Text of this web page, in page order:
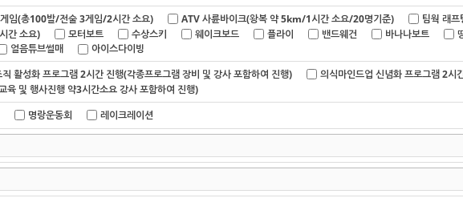
임(총100발/전술 3게임/2시간 소요) ATV 사륜바이크(왕복 약 5km/1시간 소요/20명기준)
팀웍 래
간 소요)
모터보트 수상스키 웨이크보드 플라이 밴드웨건 바나나보트
얼음튜브썰매 아이스다이빙
직 활성화 프로그램 2시간 진행(각종프로그램 장비 및 강사 포함하여 진행)
의식마인드업 신념화 프로그램 2시
육 및 행사진행 약3시간소요 강사 포함하여 진행)
명랑운동회 레이크레이션